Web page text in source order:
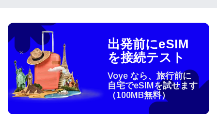
出発前にeSIM
を接続テスト
Voye なら、旅行前に
自宅でeSIMを試せます
（100MB無料）